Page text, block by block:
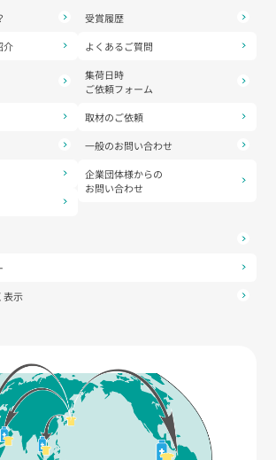
介
受賞履歴
よくあるご質問
集荷日時
ご依頼フォーム
取材のご依頼
一般のお問い合わせ
企業団体様からの
お問い合わせ
表示